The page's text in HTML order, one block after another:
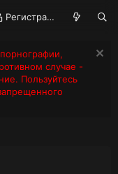
Регистрация
случае -
Пользуйтесь